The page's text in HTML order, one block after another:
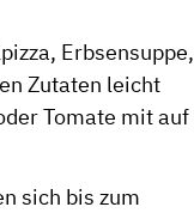
Erbsensuppe,
Zutaten leicht
Tomate mit auf
sich bis zum